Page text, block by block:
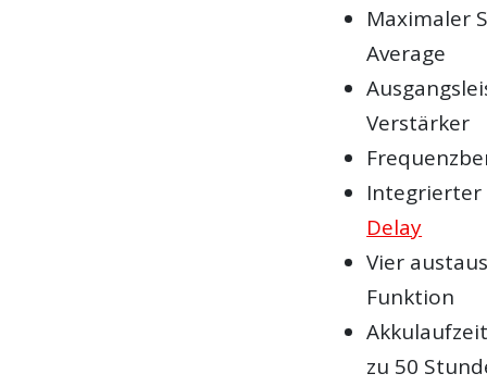
Maximaler
Average
Verstärker
Integrierter
Delay
Vier
Funktion
zu 50